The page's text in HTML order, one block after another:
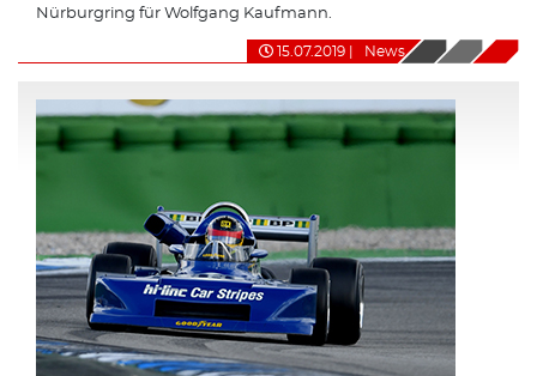
Nürburgring für Wolfgang Kaufmann.
15.07.2019 News